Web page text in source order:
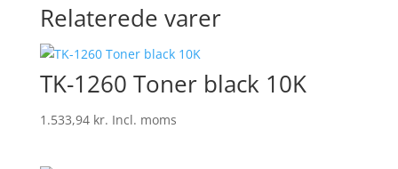
Relaterede varer
TK-1260 Toner black 10K
1.533,94 kr. Incl. moms